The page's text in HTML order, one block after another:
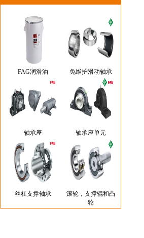
FAG润滑油 免维护滑动轴承
轴承座 轴承座单元
丝杠支撑轴承
滚轮，支撑辊和凸
轮